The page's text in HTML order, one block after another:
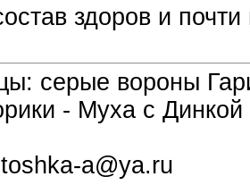
здоров и
серые вороны
- Муха с Динкой
a@ya.ru